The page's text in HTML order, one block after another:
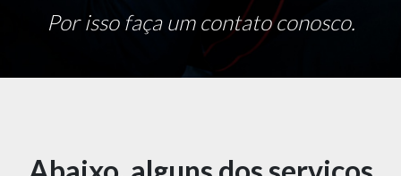
Por isso faça um contato conosco.